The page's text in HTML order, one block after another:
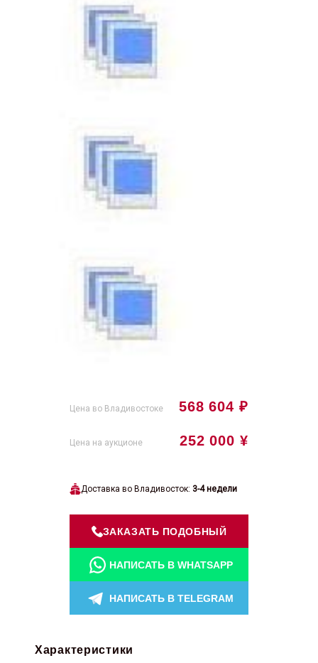
568 604 ₽
Цена во Владивостоке
252 000 ¥
Цена на аукционе
Доставка во Владивосток: 3-4 недели
ЗАКАЗАТЬ ПОДОБНЫЙ
НАПИСАТЬ В WHATSAPP
НАПИСАТЬ В TELEGRAM
Характеристики